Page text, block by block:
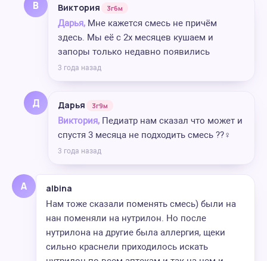
В Виктория 3г6м
Дарья, Мне кажется смесь не причём
здесь. Мы её с 2х месяцев кушаем и
запоры только недавно появились
3 года назад
Д Дарья 3г9м
Виктория, Педиатр нам сказал что может и
спустя 3 месяца не подходить смесь ??‍♀️
3 года назад
A albina
Нам тоже сказали поменять смесь) были на
нан поменяли на нутрилон. Но после
нутрилона на другие была аллергия, щеки
сильно краснели приходилось искать